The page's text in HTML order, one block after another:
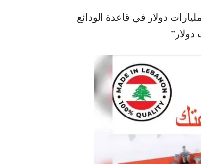
دولار في قاعدة الودائع